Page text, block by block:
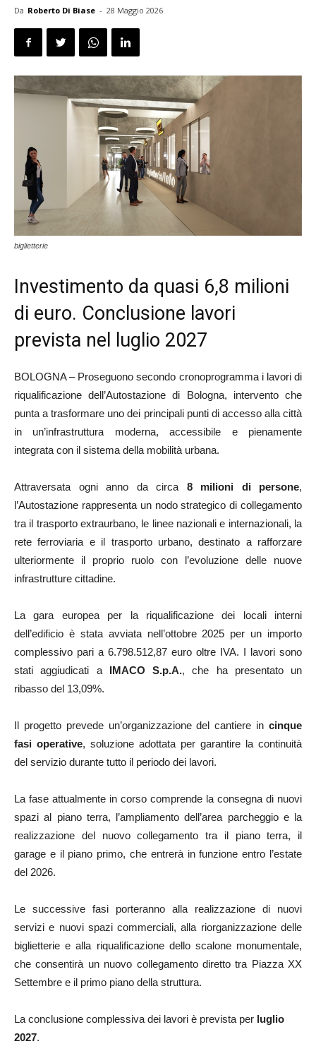
Da Roberto Di Biase - 28 Maggio 2026
biglietterie
Investimento da quasi 6,8 milioni
di euro. Conclusione lavori
prevista nel luglio 2027
BOLOGNA – Proseguono secondo cronoprogramma i lavori di
riqualificazione dell’Autostazione di Bologna, intervento che
punta a trasformare uno dei principali punti di accesso alla città
in un’infrastruttura moderna, accessibile e pienamente
integrata con il sistema della mobilità urbana.
Attraversata ogni anno da circa 8 milioni di persone,
l’Autostazione rappresenta un nodo strategico di collegamento
tra il trasporto extraurbano, le linee nazionali e internazionali, la
rete ferroviaria e il trasporto urbano, destinato a rafforzare
ulteriormente il proprio ruolo con l’evoluzione delle nuove
infrastrutture cittadine.
La gara europea per la riqualificazione dei locali interni
dell’edificio è stata avviata nell’ottobre 2025 per un importo
complessivo pari a 6.798.512,87 euro oltre IVA. I lavori sono
stati aggiudicati a IMACO S.p.A., che ha presentato un
ribasso del 13,09%.
Il progetto prevede un’organizzazione del cantiere in cinque
fasi operative, soluzione adottata per garantire la continuità
del servizio durante tutto il periodo dei lavori.
La fase attualmente in corso comprende la consegna di nuovi
spazi al piano terra, l’ampliamento dell’area parcheggio e la
realizzazione del nuovo collegamento tra il piano terra, il
garage e il piano primo, che entrerà in funzione entro l’estate
del 2026.
Le successive fasi porteranno alla realizzazione di nuovi
servizi e nuovi spazi commerciali, alla riorganizzazione delle
biglietterie e alla riqualificazione dello scalone monumentale,
che consentirà un nuovo collegamento diretto tra Piazza XX
Settembre e il primo piano della struttura.
La conclusione complessiva dei lavori è prevista per luglio
2027.